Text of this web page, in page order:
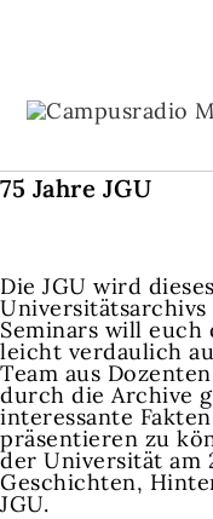
75 Jahre JGU
Die JGU wird
Seminars will euch
leicht verdaulich
Team aus
durch die Archive
interessante
präsentieren zu
der Universität am
Geschichten,
JGU.